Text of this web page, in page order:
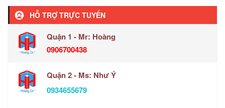
HỖ TRỢ TRỰC TUYẾN
Quận 1 - Mr: Hoàng
0906700438
Quận 2 - Ms: Như Ý
0934655679